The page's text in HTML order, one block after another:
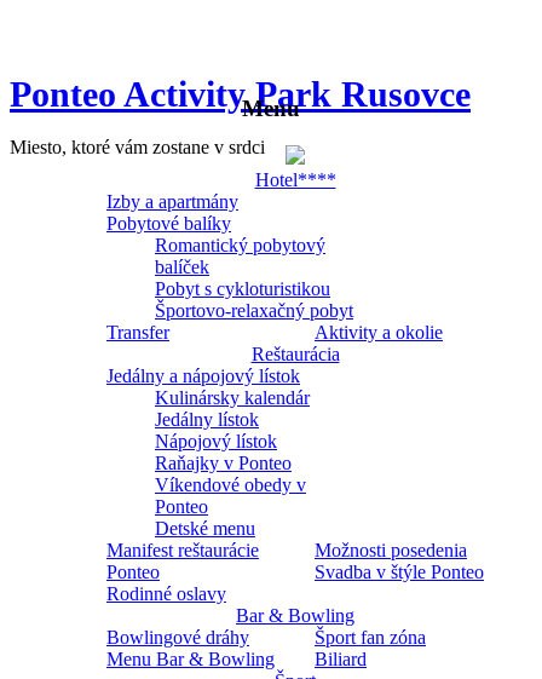
Ponteo Activity Park Rusovce
Miesto, ktoré vám zostane v srdci
Menu
Hotel****
Izby a apartmány
Pobytové balíky
Romantický pobytový
balíček
Pobyt s cykloturistikou
Športovo-relaxačný pobyt
Transfer
Aktivity a okolie
Reštaurácia
Jedálny a nápojový lístok
Kulinársky kalendár
Jedálny lístok
Nápojový lístok
Raňajky v Ponteo
Víkendové obedy v
Ponteo
Detské menu
Manifest reštaurácie
Ponteo
Možnosti posedenia
Svadba v štýle Ponteo
Rodinné oslavy
Bar & Bowling
Bowlingové dráhy
Šport fan zóna
Menu Bar & Bowling
Biliard